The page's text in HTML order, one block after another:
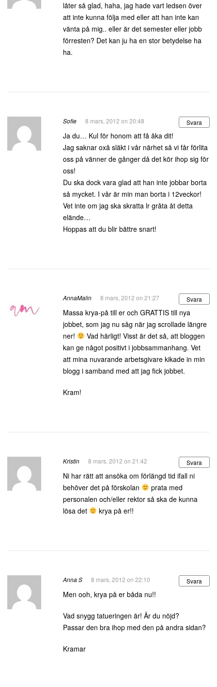
låter så glad, haha, jag hade vart ledsen över
att inte kunna följa med eller att han inte kan
vänta på mig.. eller är det semester eller jobb
förresten? Det kan ju ha en stor betydelse ha
ha.
Sofie 8 mars, 2012 on 20:48 Svara
Ja du… Kul för honom att få åka dit!
Jag saknar oxå släkt i vår närhet så vi får förlita
oss på vänner de gånger då det kör ihop sig för
oss!
Du ska dock vara glad att han inte jobbar borta
så mycket. I vår är min man borta i 12veckor!
Vet inte om jag ska skratta lr gråta åt detta
elände…
Hoppas att du blir bättre snart!
AnnaMalin 8 mars, 2012 on 21:27 Svara
Massa krya-på till er och GRATTIS till nya
jobbet, som jag nu såg när jag scrollade längre
ner!
Vad härligt! Visst är det så, att bloggen
kan ge något positivt i jobbsammanhang. Vet
att mina nuvarande arbetsgivare kikade in min
blogg i samband med att jag fick jobbet.
Kram!
Kristin 8 mars, 2012 on 21:42 Svara
Ni har rätt att ansöka om förlängd tid ifall ni
behöver det på förskolan
prata med
personalen och/eller rektor så ska de kunna
lösa det
krya på er!!
Anna S 8 mars, 2012 on 22:10 Svara
Men ooh, krya på er båda nu!!
Vad snygg tatueringen är! Är du nöjd?
Passar den bra ihop med den på andra sidan?
Kramar